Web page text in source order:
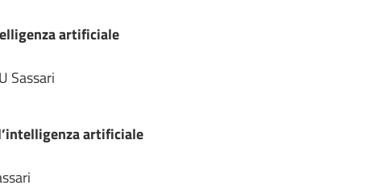
artificiale
Sassari
artificiale